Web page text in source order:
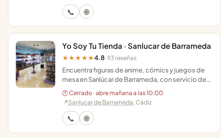
📞 🌐
Yo Soy Tu Tienda · Sanlucar de Barrameda
★★★★★ 4.8· 93 reseñas
Encuentra figuras de anime, cómics y juegos de
mesa en Sanlúcar de Barrameda, con servicio de
encargos personalizados y mesas de juego para
aficionados.
🕐 Cerrado · abre mañana a las 10:00
📍Sanlucar de Barrameda, Cádiz
📞 🌐